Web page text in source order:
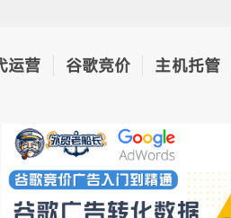
运营 谷歌竞价 主机托管